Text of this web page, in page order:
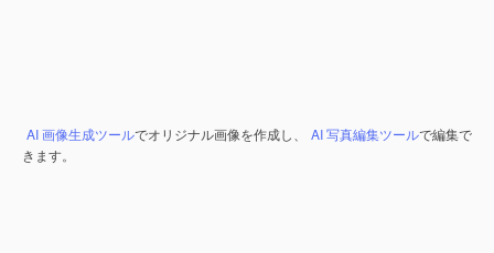
AI 画像生成ツールでオリジナル画像を作成し、 AI 写真編集ツールで編集で
きます。